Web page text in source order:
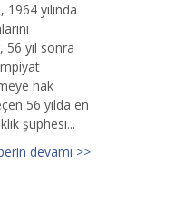
1964 yılında
56 yıl sonra
hak
56 yılda en
şüphesi...
devamı >>